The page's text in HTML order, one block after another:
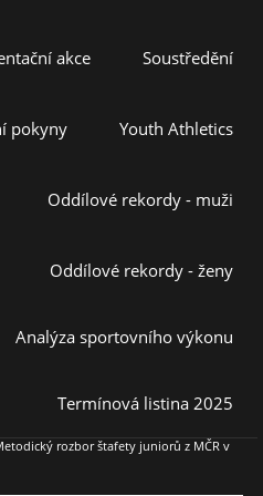
akce Soustředění
pokyny Youth Athletics
Oddílové rekordy - muži
Oddílové rekordy - ženy
Analýza sportovního výkonu
Termínová listina 2025
rozbor štafety juniorů z MČR v